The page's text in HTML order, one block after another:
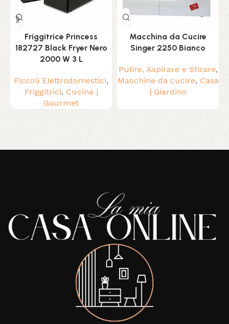
Friggitrice Princess
182727 Black Fryer Nero
2000 W 3 L
Piccoli Elettrodomestici,
Friggitrici, Cucina |
Gourmet
Macchina da Cucire
Singer 2250 Bianco
Pulire, Aspirare e Stirare,
Macchine da cucire, Casa
| Giardino
Read More